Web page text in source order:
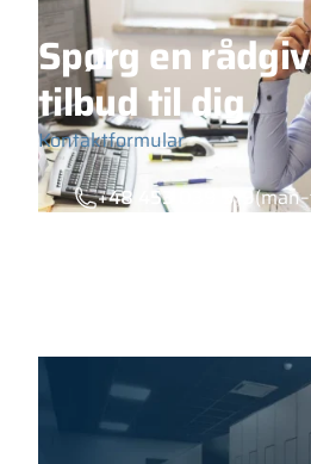
Spørg en
tilbud til dig
Kontaktformular
+48 453 039 919